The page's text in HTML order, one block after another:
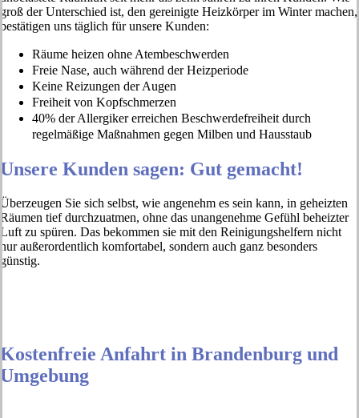
groß der Unterschied ist, den gereinigte Heizkörper im Winter machen,
bestätigen uns täglich für unsere Kunden:
Räume heizen ohne Atembeschwerden
Freie Nase, auch während der Heizperiode
Keine Reizungen der Augen
Freiheit von Kopfschmerzen
40% der Allergiker erreichen Beschwerdefreiheit durch
regelmäßige Maßnahmen gegen Milben und Hausstaub
Unsere Kunden sagen: Gut gemacht!
Überzeugen Sie sich selbst, wie angenehm es sein kann, in geheizten
Räumen tief durchzuatmen, ohne das unangenehme Gefühl beheizter
Luft zu spüren. Das bekommen sie mit den Reinigungshelfern nicht
nur außerordentlich komfortabel, sondern auch ganz besonders
günstig.
Kostenfreie Anfahrt in Brandenburg und
Umgebung